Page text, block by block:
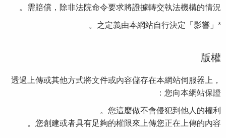
需賠償，除非法院命令要求將證據轉交執法機構的情況。
*
「影響」之定義由本網站自行決定。
版權
透過上傳或其他方式將文件或內容儲存在本網站伺服器上，
您向本網站保證：
您這麼做不會侵犯到他人的權利。
您創建或者具有足夠的權限來上傳您正在上傳的內容。